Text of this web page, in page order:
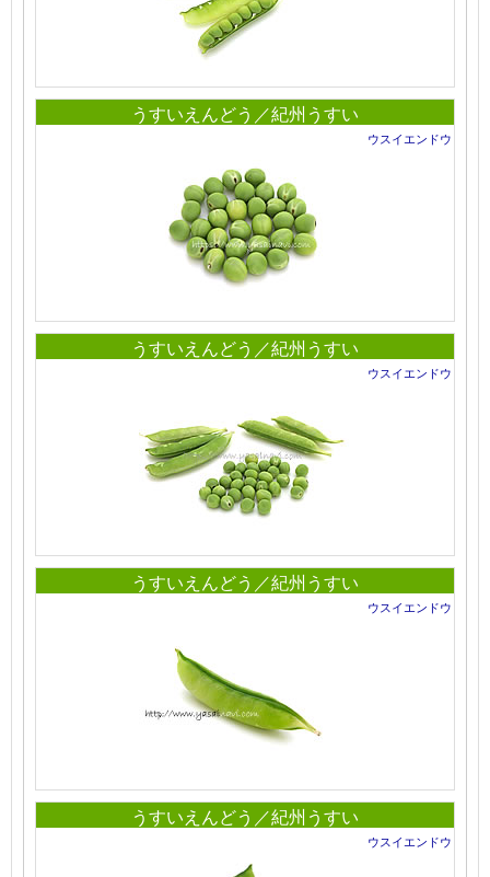
うすいえんどう／紀州うすい
ウスイエンドウ
うすいえんどう／紀州うすい
ウスイエンドウ
うすいえんどう／紀州うすい
ウスイエンドウ
うすいえんどう／紀州うすい
ウスイエンドウ